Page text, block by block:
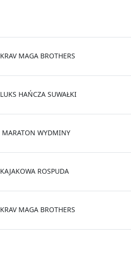
KRAV MAGA BROTHERS
LUKS HAŃCZA SUWAŁKI
MARATON WYDMINY
KAJAKOWA ROSPUDA
KRAV MAGA BROTHERS